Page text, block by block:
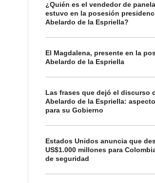
¿Quién es el vendedor de
estuvo en la posesión
Abelardo de la Espriella?
El Magdalena, presente en la
Abelardo de la Espriella
Las frases que dejó el discurso
Abelardo de la Espriella:
para su Gobierno
Estados Unidos anuncia que
US$1.000 millones para
de seguridad